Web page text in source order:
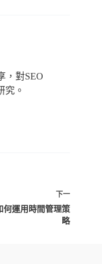
，對SEO
究。
下一
何運用時間管理策
略